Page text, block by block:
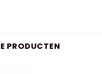
PRODUCTEN